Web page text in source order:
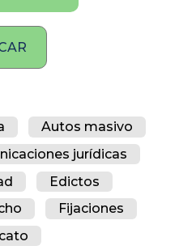
Autos masivo
jurídicas
Edictos
Fijaciones